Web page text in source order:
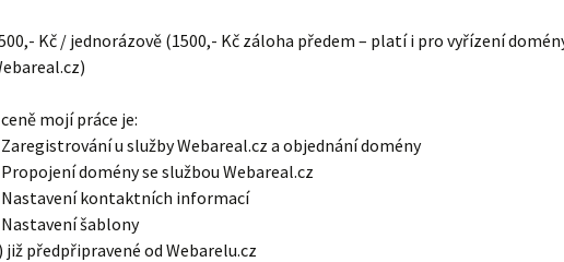
Kč / jednorázově (1500,- Kč záloha předem – platí i pro vyřízení
ceně mojí práce je:
u služby Webareal.cz a objednání domény
domény se službou Webareal.cz
kontaktních informací
šablony
již předpřipravené od Webarelu.cz